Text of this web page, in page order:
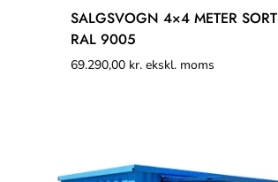
SALGSVOGN 4×4 METER SORT
RAL 9005
69.290,00 kr. ekskl. moms